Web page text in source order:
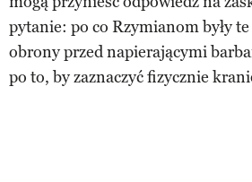
pytanie: po co Rzymianom były
obrony przed napierającymi
po to, by zaznaczyć fizycznie